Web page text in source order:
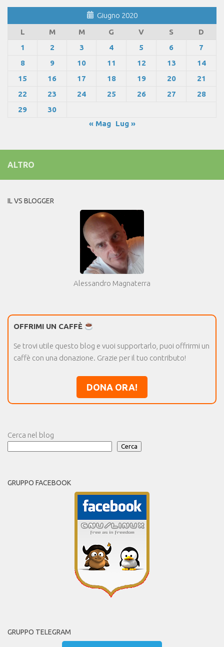
Giugno 2020
L
M M G V S
D
1
2 3 4 5 6
7
8
9 10 11 12 13
14
15
16 17 18 19 20
21
22
23 24 25 26 27
28
29
30
« Mag
Lug »
ALTRO
IL VS BLOGGER
Alessandro Magnaterra
OFFRIMI UN CAFFÈ
Se trovi utile questo blog e vuoi supportarlo, puoi offrirmi un
caffè con una donazione. Grazie per il tuo contributo!
DONA ORA!
Cerca nel blog
Cerca
GRUPPO FACEBOOK
GRUPPO TELEGRAM